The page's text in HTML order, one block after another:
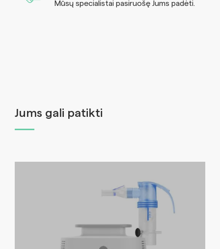
Mūsų specialistai pasiruošę Jums padėti.
Jums gali patikti